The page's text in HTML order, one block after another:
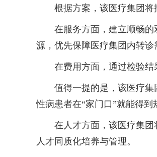
根据方案，该医疗集团将
在服务方面，建立顺畅的双
源，优先保障医疗集团内转诊
在费用方面，通过检验结果
值得一提的是，该医疗集团
性病患者在“家门口”就能得到
在人才方面，该医疗集团将
人才同质化培养与管理。